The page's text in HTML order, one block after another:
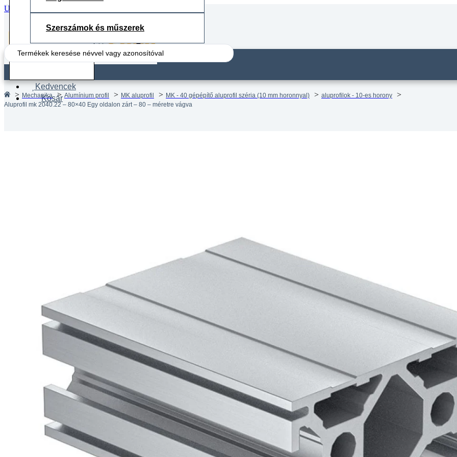
Ugrás a fő tartalomhoz
Search
...
Kedvencek
Kosár
Szerszámok és műszerek
Mechanika Alumínium profil MK aluprofil MK - 40 gépépítő aluprofil széria (10 mm horonnyal)
aluprofilok - 10-es horony
Aluprofil mk 2040.22 – 80×40 Egy oldalon zárt – 80 – méretre vágva
Biztonságos fizetés
Kérdése van termékkel kapcsolatban?
Keressen minket bizalommal ezen a telefonszámon:
+36 20
295 5666